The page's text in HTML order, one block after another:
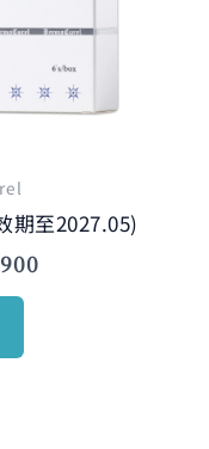
期至2027.05)
900